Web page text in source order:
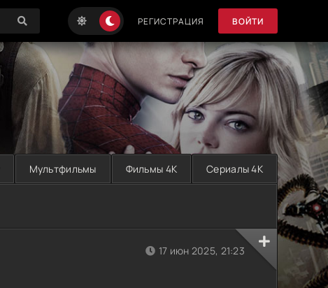
РЕГИСТРАЦИЯ ВОЙТИ
Мультфильмы Фильмы 4K Сериалы 4K
17 июн 2025, 21:23